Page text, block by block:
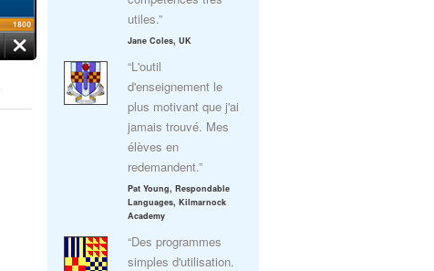
utiles.”
Jane Coles, UK
“L'outil
d'enseignement le
plus motivant que j'ai
jamais trouvé. Mes
élèves en
redemandent.”
Pat Young, Respondable
Languages, Kilmarnock
Academy
“Des programmes
simples d'utilisation.